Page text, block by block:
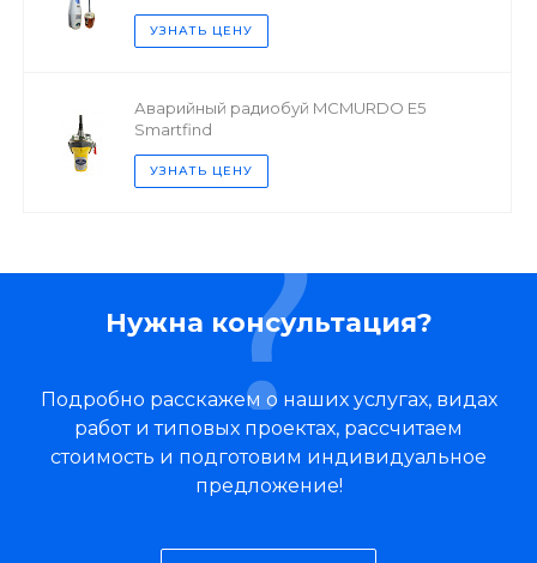
УЗНАТЬ ЦЕНУ
Аварийный радиобуй MCMURDO E5
Smartfind
УЗНАТЬ ЦЕНУ
Нужна консультация?
Подробно расскажем о наших услугах, видах
работ и типовых проектах, рассчитаем
стоимость и подготовим индивидуальное
предложение!